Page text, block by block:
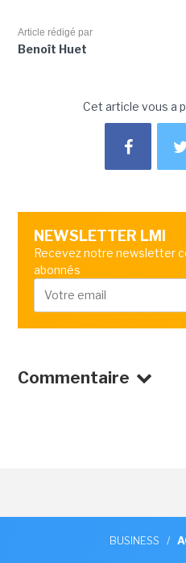
Article rédigé par
Benoît Huet
Cet article vous a
NEWSLETTER LMI
Recevez notre newsletter
abonnés
Commentaire
BUSINESS /